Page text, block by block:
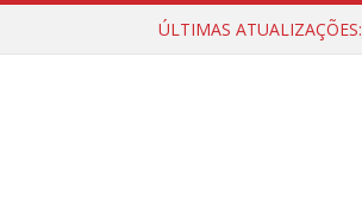
ÚLTIMAS ATUALIZAÇÕES: